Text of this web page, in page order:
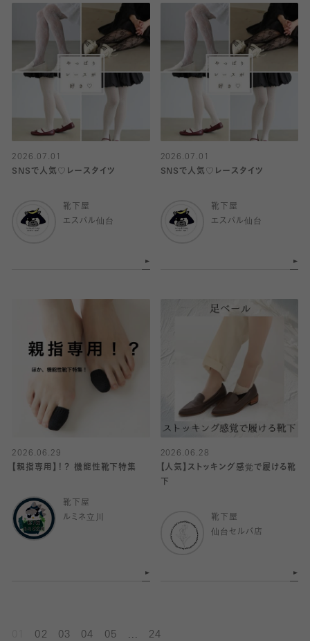
2026.07.01
SNSで人気♡レースタイツ
靴下屋
エスパル仙台
2026.07.01
SNSで人気♡レースタイツ
靴下屋
エスパル仙台
2026.06.29
【親指専用】！？ 機能性靴下特集
靴下屋
ルミネ立川
2026.06.28
【人気】ストッキング感覚で履ける靴
下
靴下屋
仙台セルバ店
02 03 04 05 24